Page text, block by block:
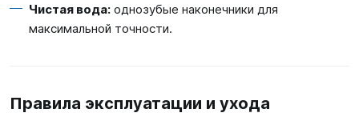
Чистая вода: однозубые наконечники для
максимальной точности.
Правила эксплуатации и ухода